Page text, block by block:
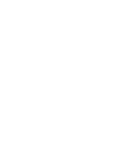
，以便吸引更